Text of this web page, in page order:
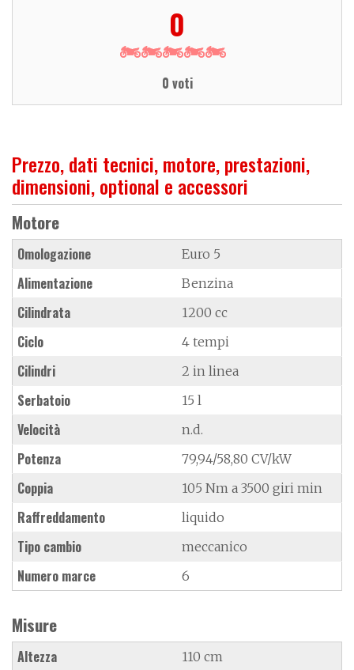
0
0 voti
Prezzo, dati tecnici, motore, prestazioni,
dimensioni, optional e accessori
Motore
Omologazione Euro 5
Alimentazione Benzina
Cilindrata 1200 cc
Ciclo 4 tempi
Cilindri 2 in linea
Serbatoio 15 l
Velocità n.d.
Potenza 79,94/58,80 CV/kW
Coppia 105 Nm a 3500 giri min
Raffreddamento liquido
Tipo cambio meccanico
Numero marce 6
Misure
Altezza 110 cm